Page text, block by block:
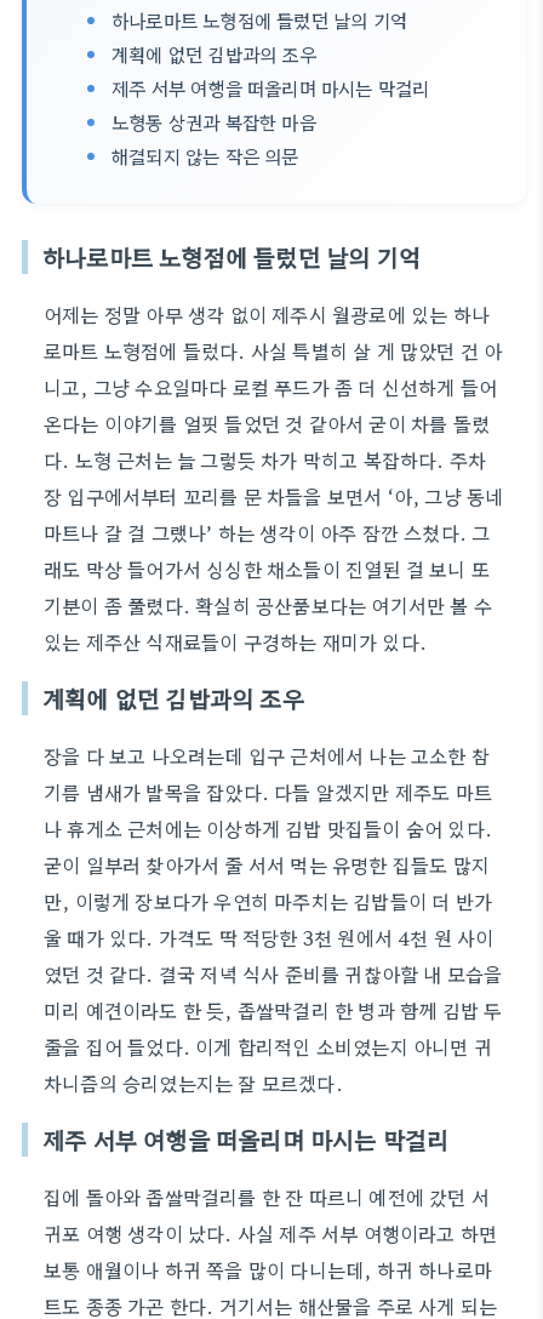
하나로마트 노형점에 들렀던 날의 기억
계획에 없던 김밥과의 조우
제주 서부 여행을 떠올리며 마시는 막걸리
노형동 상권과 복잡한 마음
해결되지 않는 작은 의문
하나로마트 노형점에 들렀던 날의 기억
어제는 정말 아무 생각 없이 제주시 월광로에 있는 하나
로마트 노형점에 들렀다. 사실 특별히 살 게 많았던 건 아
니고, 그냥 수요일마다 로컬 푸드가 좀 더 신선하게 들어
온다는 이야기를 얼핏 들었던 것 같아서 굳이 차를 돌렸
다. 노형 근처는 늘 그렇듯 차가 막히고 복잡하다. 주차
장 입구에서부터 꼬리를 문 차들을 보면서 ‘아, 그냥 동네
마트나 갈 걸 그랬나’ 하는 생각이 아주 잠깐 스쳤다. 그
래도 막상 들어가서 싱싱한 채소들이 진열된 걸 보니 또
기분이 좀 풀렸다. 확실히 공산품보다는 여기서만 볼 수
있는 제주산 식재료들이 구경하는 재미가 있다.
계획에 없던 김밥과의 조우
장을 다 보고 나오려는데 입구 근처에서 나는 고소한 참
기름 냄새가 발목을 잡았다. 다들 알겠지만 제주도 마트
나 휴게소 근처에는 이상하게 김밥 맛집들이 숨어 있다.
굳이 일부러 찾아가서 줄 서서 먹는 유명한 집들도 많지
만, 이렇게 장보다가 우연히 마주치는 김밥들이 더 반가
울 때가 있다. 가격도 딱 적당한 3천 원에서 4천 원 사이
였던 것 같다. 결국 저녁 식사 준비를 귀찮아할 내 모습을
미리 예견이라도 한 듯, 좁쌀막걸리 한 병과 함께 김밥 두
줄을 집어 들었다. 이게 합리적인 소비였는지 아니면 귀
차니즘의 승리였는지는 잘 모르겠다.
제주 서부 여행을 떠올리며 마시는 막걸리
집에 돌아와 좁쌀막걸리를 한 잔 따르니 예전에 갔던 서
귀포 여행 생각이 났다. 사실 제주 서부 여행이라고 하면
보통 애월이나 하귀 쪽을 많이 다니는데, 하귀 하나로마
트도 종종 가곤 한다. 거기서는 해산물을 주로 사게 되는